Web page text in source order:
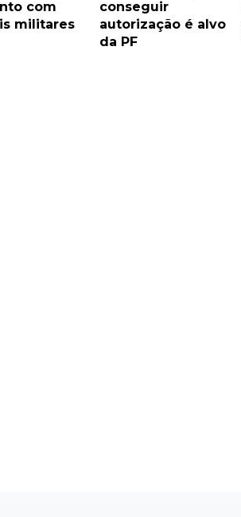
com
militares
conseguir
autorização é alvo
da PF